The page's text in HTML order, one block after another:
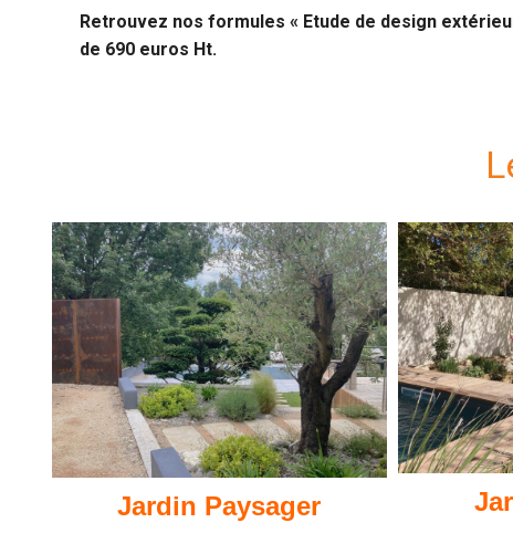
Retrouvez nos formules « Etude de design
de 690 euros Ht.
Jardin Paysager